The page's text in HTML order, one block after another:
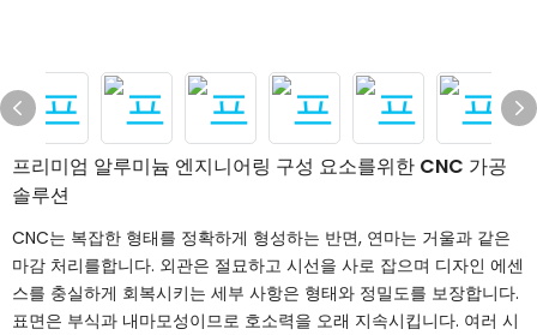
프리미엄 알루미늄 엔지니어링 구성 요소를위한 CNC 가공
솔루션
CNC는 복잡한 형태를 정확하게 형성하는 반면, 연마는 거울과 같은
마감 처리를합니다. 외관은 절묘하고 시선을 사로 잡으며 디자인 에센
스를 충실하게 회복시키는 세부 사항은 형태와 정밀도를 보장합니다.
표면은 부식과 내마모성이므로 호소력을 오래 지속시킵니다. 여러 시